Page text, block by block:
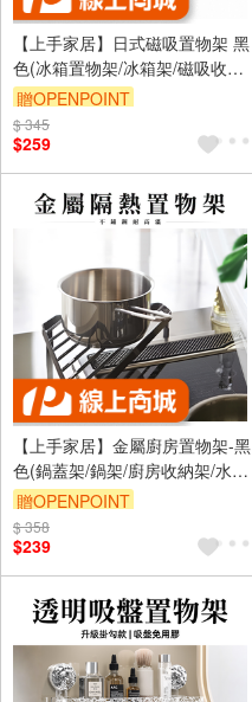
【上手家居】日式磁吸置物架 黑
色(冰箱置物架/冰箱架/磁吸收納
架/磁鐵架)
贈OPENPOINT
訂單滿999享9折
$ 345
$259
【上手家居】金屬廚房置物架-黑
色(鍋蓋架/鍋架/廚房收納架/水槽
置物架/廚房架/轉角架/隔熱架/鍋
具置物架)
贈OPENPOINT
訂單滿999享9折
$ 358
$239